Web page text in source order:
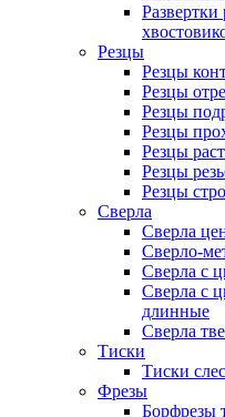
Резцы
Резцы
Резцы
Резцы
Резцы
Резцы
Резцы
Резцы
Сверла
Сверла
Сверло-
Сверла с
Сверла с
длинные
Сверла
Тиски
Тиски
Фрезы
Борфрезы